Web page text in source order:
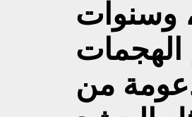
الغزو عام 2003، وسنوات
الهجمات
من